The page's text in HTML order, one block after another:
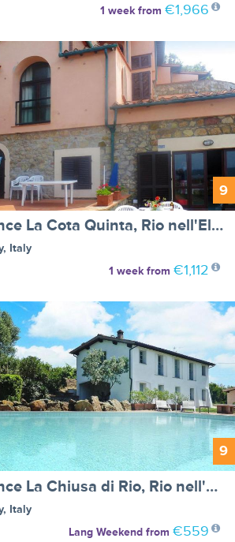
1 weekfrom €1,966
9
Holiday residence La Cota Quinta, Rio nell'Elba - Type C
, Italy
1 weekfrom €1,112
9
Holiday residence La Chiusa di Rio, Rio nell'Elba - Type B
, Italy
Lang Weekendfrom €559